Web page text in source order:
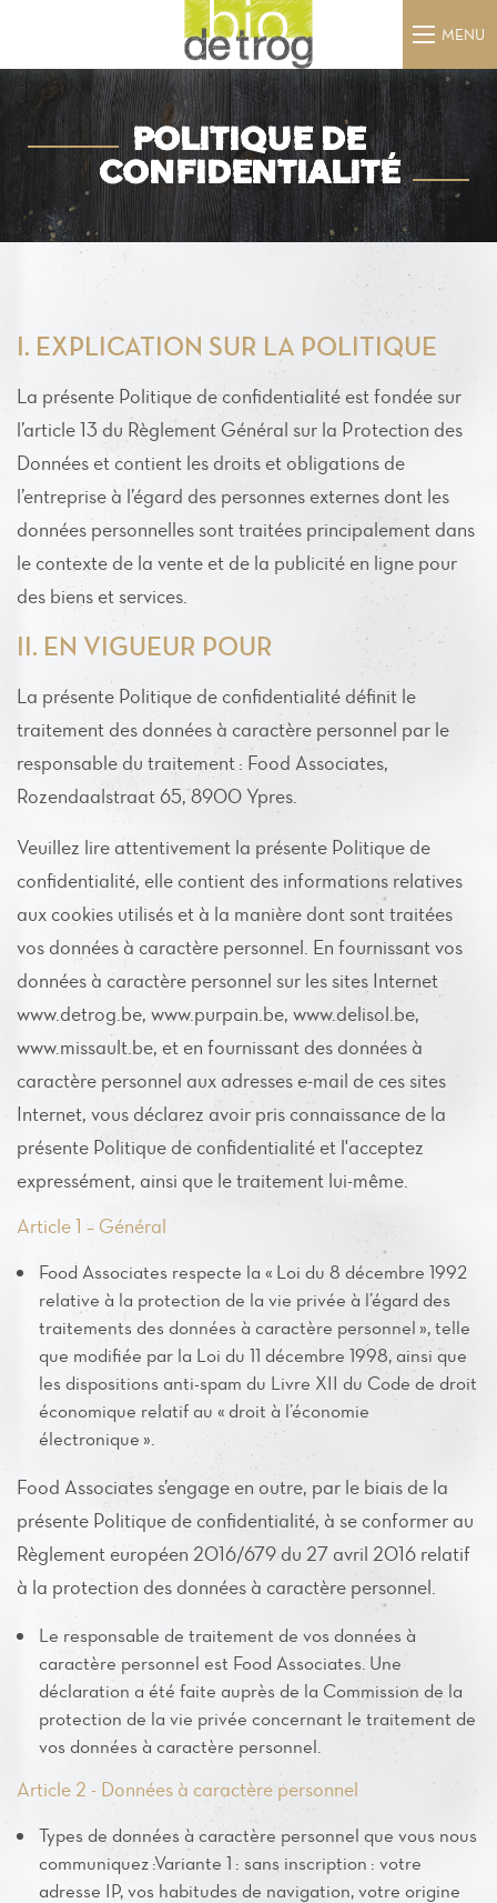
MENU
POLITIQUE DE
CONFIDENTIALITÉ
I. EXPLICATION SUR LA POLITIQUE
La présente Politique de confidentialité est fondée sur
l’article 13 du Règlement Général sur la Protection des
Données et contient les droits et obligations de
l’entreprise à l’égard des personnes externes dont les
données personnelles sont traitées principalement dans
le contexte de la vente et de la publicité en ligne pour
des biens et services.
II. EN VIGUEUR POUR
La présente Politique de confidentialité définit le
traitement des données à caractère personnel par le
responsable du traitement : Food Associates,
Rozendaalstraat 65, 8900 Ypres.
Veuillez lire attentivement la présente Politique de
confidentialité, elle contient des informations relatives
aux cookies utilisés et à la manière dont sont traitées
vos données à caractère personnel. En fournissant vos
données à caractère personnel sur les sites Internet
www.detrog.be, www.purpain.be, www.delisol.be,
www.missault.be, et en fournissant des données à
caractère personnel aux adresses e-mail de ces sites
Internet, vous déclarez avoir pris connaissance de la
présente Politique de confidentialité et l'acceptez
expressément, ainsi que le traitement lui-même.
Article 1 – Général
Food Associates respecte la « Loi du 8 décembre 1992
relative à la protection de la vie privée à l’égard des
traitements des données à caractère personnel », telle
que modifiée par la Loi du 11 décembre 1998, ainsi que
les dispositions anti-spam du Livre XII du Code de droit
économique relatif au « droit à l’économie
électronique ».
Food Associates s’engage en outre, par le biais de la
présente Politique de confidentialité, à se conformer au
Règlement européen 2016/679 du 27 avril 2016 relatif
à la protection des données à caractère personnel.
Le responsable de traitement de vos données à
caractère personnel est Food Associates. Une
déclaration a été faite auprès de la Commission de la
protection de la vie privée concernant le traitement de
vos données à caractère personnel.
Article 2 - Données à caractère personnel
Types de données à caractère personnel que vous nous
communiquez :Variante 1 : sans inscription : votre
adresse IP, vos habitudes de navigation, votre origine